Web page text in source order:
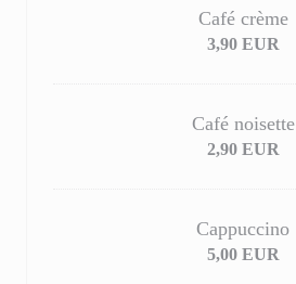
Café crème
3,90 EUR
Café noisette
2,90 EUR
Cappuccino
5,00 EUR